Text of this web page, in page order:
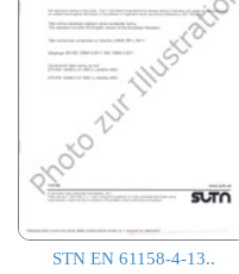
STN EN 61158-4-13..